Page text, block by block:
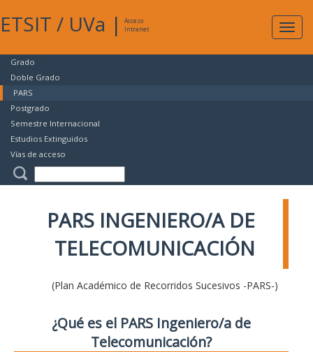
ETSIT / UVa |
Acceso
Intranet
Grado
Doble Grado
PARS
Postgrado
Semestre Internacional
Estudios Extinguidos
Vías de acceso
PARS INGENIERO/A DE
TELECOMUNICACIÓN
(Plan Académico de Recorridos Sucesivos -PARS-)
¿Qué es el PARS Ingeniero/a de
Telecomunicación?